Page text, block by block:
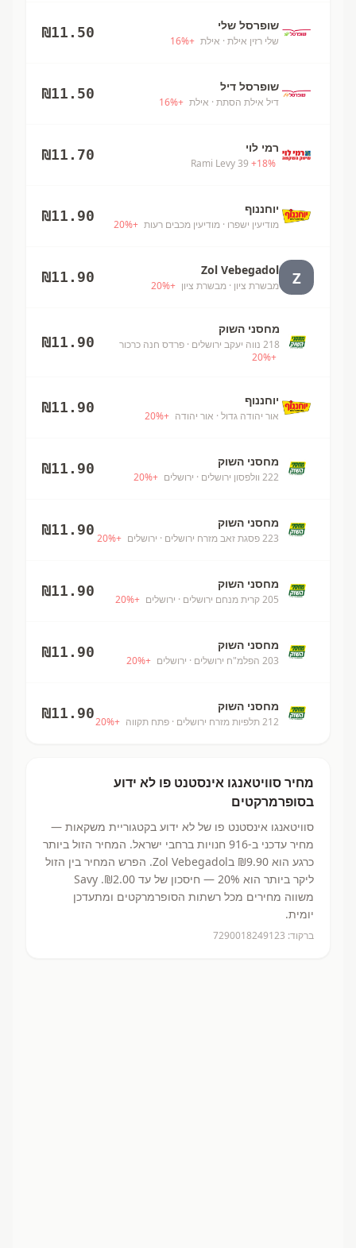
שופרסל שלי
שלי רזין אילת · אילת +
16%
₪11.50
שופרסל דיל
דיל אילת הסתת · אילת +
16%
₪11.50
רמי לוי
Rami Levy 39 +18%
₪11.70
יוחננוף
מודיעין ישפרו · מודיעין מכבים רעות +
20%
₪11.90
Z
Zol Vebegadol
מבשרת ציון · מבשרת ציון +
20%
₪11.90
מחסני השוק
218 נווה יעקב ירושלים
· פרדס חנה כרכור
+
20%
₪11.90
יוחננוף
אור יהודה גדול · אור יהודה +
20%
₪11.90
מחסני השוק
222 וולפסון ירושלים · ירושלים +
20%
₪11.90
מחסני השוק
223 פסגת זאב מזרח ירושלים · ירושלים +
20%
₪11.90
מחסני השוק
205 קרית מנחם ירושלים · ירושלים +
20%
₪11.90
מחסני השוק
203 הפלמ"ח ירושלים · ירושלים +
20%
₪11.90
מחסני השוק
212 תלפיות מזרח ירושלים · פתח תקווה +
20%
₪11.90
מחיר סוויטאנגו אינסטנט פו לא ידוע
בסופרמרקטים
סוויטאנגו אינסטנט פו של לא ידוע בקטגוריית משקאות —
מחיר עדכני ב-916 חנויות ברחבי ישראל. המחיר הזול ביותר
כרגע הוא ₪9.90
בZol Vebegadol.
הפרש המחיר בין הזול
ליקר ביותר הוא 20% — חיסכון של עד ₪2.00.
Savy
משווה מחירים מכל רשתות הסופרמרקטים ומתעדכן
יומית.
ברקוד: 7290018249123